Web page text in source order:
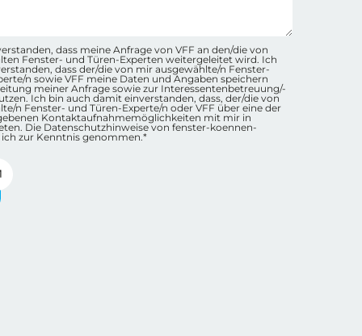
Checkbox Container
dass meine Anfrage von VFF an den/die von
Fenster- und Türen-Experten weitergeleitet wird. Ich
dass der/die von mir ausgewählte/n Fenster-
n sowie VFF meine Daten und Angaben speichern
meiner Anfrage sowie zur Interessentenbetreuung/-
Ich bin auch damit einverstanden, dass, der/die von
n Fenster- und Türen-Experte/n oder VFF über eine der
Kontaktaufnahmemöglichkeiten mit mir in
Die Datenschutzhinweise von fenster-koennen-
zur Kenntnis genommen.*